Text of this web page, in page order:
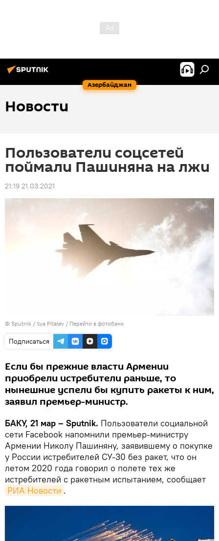
Азербайджан
Новости
Пользователи соцсетей
поймали Пашиняна на лжи
21:19 21.03.2021
© Sputnik / Ilya Pitalev / Перейти в фотобанк
Подписаться
Если бы прежние власти Армении
приобрели истребители раньше, то
нынешние успели бы купить ракеты к ним,
заявил премьер-министр.
БАКУ, 21 мар – Sputnik. Пользователи социальной
сети Facebook напомнили премьер-министру
Армении Николу Пашиняну, заявившему о покупке
у России истребителей СУ-30 без ракет, что он
летом 2020 года говорил о полете тех же
истребителей с ракетным испытанием, сообщает
РИА Новости .